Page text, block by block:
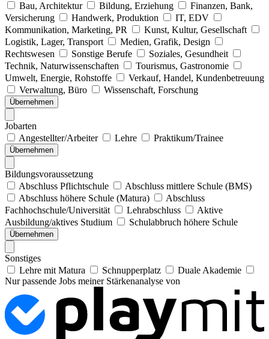
Bau, Architektur
Bildung, Erziehung
Finanzen, Bank,
Versicherung
Handwerk, Produktion
IT, EDV
Kommunikation, Marketing, PR
Kunst, Kultur, Gesellschaft
Logistik, Lager, Transport
Medien, Grafik, Design
Rechtswesen
Sonstige Berufe
Soziales, Gesundheit
Technik, Naturwissenschaften
Tourismus, Gastronomie
Umwelt, Energie, Rohstoffe
Verkauf, Handel, Kundenbetreuung
Verwaltung, Büro
Wissenschaft, Forschung
Übernehmen
Jobarten
Angestellter/Arbeiter
Lehre Praktikum/Trainee
Übernehmen
Bildungsvoraussetzung
Abschluss Pflichtschule
Abschluss mittlere Schule (BMS)
Abschluss höhere Schule (Matura)
Abschluss
Fachhochschule/Universität
Lehrabschluss
Aktive
Ausbildung/aktives Studium
Schulabbruch höhere Schule
Übernehmen
Sonstiges
Lehre mit Matura
Schnupperplatz
Duale Akademie
Nur passende Jobs meiner Stärkenanalyse von